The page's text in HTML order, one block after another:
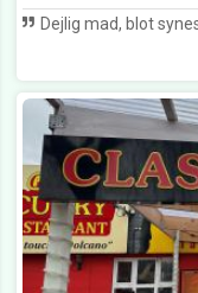
Dejlig mad, blot synes jeg ikke det er i orden at man får